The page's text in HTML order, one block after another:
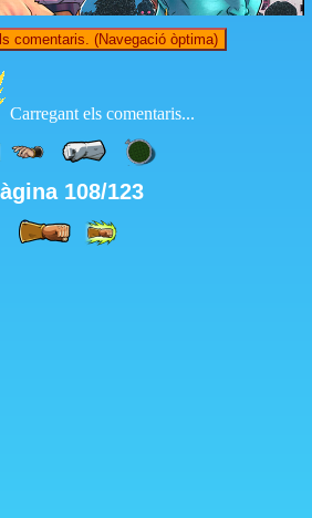
comentaris. (Navegació òptima)
Carregant els comentaris...
108/123